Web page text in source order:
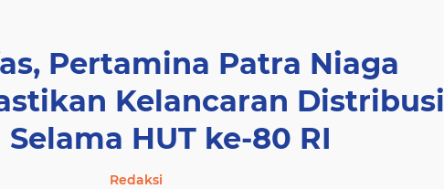
Pertamina Patra Niaga
Kelancaran Distribusi
Selama HUT ke-80 RI
Redaksi